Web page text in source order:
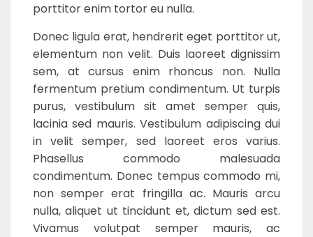
porttitor enim tortor eu nulla.
Donec ligula erat, hendrerit eget porttitor ut,
elementum non velit. Duis laoreet dignissim
sem, at cursus enim rhoncus non. Nulla
fermentum pretium condimentum. Ut turpis
purus, vestibulum sit amet semper quis,
lacinia sed mauris. Vestibulum adipiscing dui
in velit semper, sed laoreet eros varius.
Phasellus commodo malesuada
condimentum. Donec tempus commodo mi,
non semper erat fringilla ac. Mauris arcu
nulla, aliquet ut tincidunt et, dictum sed est.
Vivamus volutpat semper mauris, ac